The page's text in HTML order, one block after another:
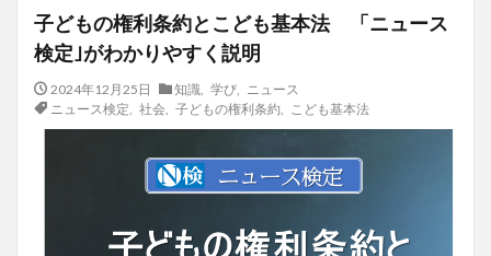
子どもの権利条約とこども基本法 「ニュース
検定｣がわかりやすく説明
2024年12月25日 知識 学び
ニュース
ニュース検定
社会, 子どもの権利条約 こども基本法